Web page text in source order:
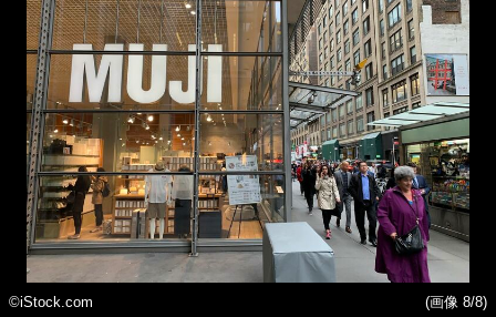
©️iStock.com (画像 8/8)